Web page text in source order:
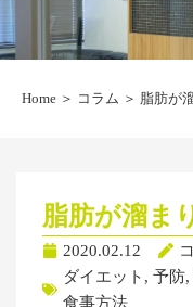
Home ＞ コラム ＞ 脂肪が
脂肪が溜ま
2020.02.12
ダイエット , 予防,
食事方法